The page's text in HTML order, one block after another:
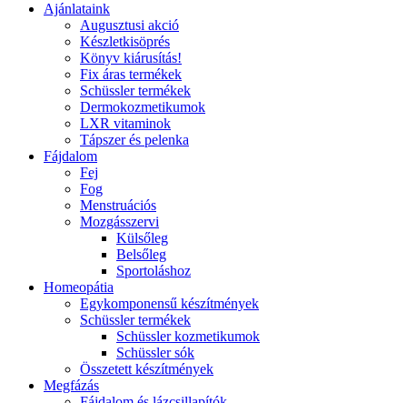
Ajánlataink
Augusztusi akció
Készletkisöprés
Könyv kiárusítás!
Fix áras termékek
Schüssler termékek
Dermokozmetikumok
LXR vitaminok
Tápszer és pelenka
Fájdalom
Fej
Fog
Menstruációs
Mozgásszervi
Külsőleg
Belsőleg
Sportoláshoz
Homeopátia
Egykomponensű készítmények
Schüssler termékek
Schüssler kozmetikumok
Schüssler sók
Összetett készítmények
Megfázás